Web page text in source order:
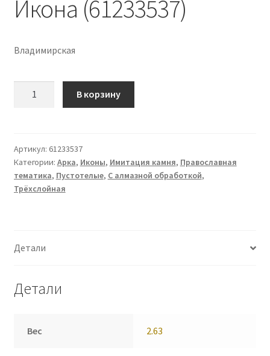
Икона (61233537)
Владимирская
В корзину
Артикул: 61233537
Категории: Арка, Иконы, Имитация камня, Православная
тематика, Пустотелые, С алмазной обработкой,
Трёхслойная
Детали
Детали
Вес 2.63